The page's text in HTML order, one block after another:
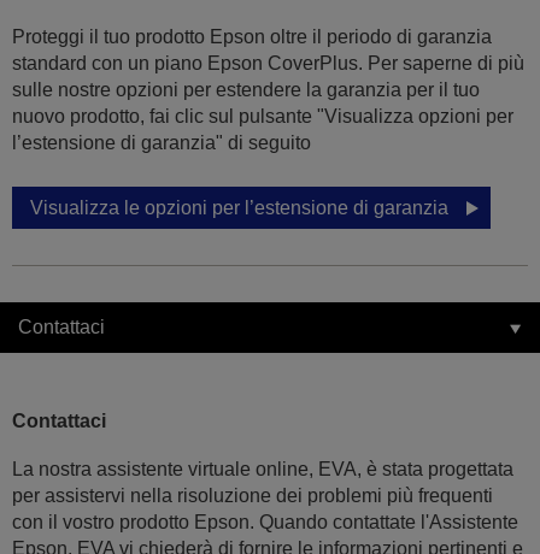
Proteggi il tuo prodotto Epson oltre il periodo di garanzia
standard con un piano Epson CoverPlus. Per saperne di più
sulle nostre opzioni per estendere la garanzia per il tuo
nuovo prodotto, fai clic sul pulsante "Visualizza opzioni per
l’estensione di garanzia" di seguito
Visualizza le opzioni per l’estensione di garanzia
Contattaci
Contattaci
La nostra assistente virtuale online, EVA, è stata progettata
per assistervi nella risoluzione dei problemi più frequenti
con il vostro prodotto Epson. Quando contattate l'Assistente
Epson, EVA vi chiederà di fornire le informazioni pertinenti e